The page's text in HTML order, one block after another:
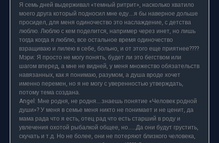
Я семь дней выдерживал «темный ритрит», насколько хватило
моего друга который подносил мне еду….я бы наверное дольше
просидел, для меня одиночество это наслаждение, с детства
люблю. Люблю с кем поделится, например через инет, но лишь
тогда когда я люблю, все остальное время одиночество
взращиваю и лилею в себе, больно, и от этого еще приятнее????
Мэри: Я просто не могу понять, будет ли это бегством или
шагом вперед, а мне не видней, у меня множество обязательств
навязанных, как я понимаю, разумом, а душа вроде хочет
именно перемен, но я не могу с уверенностью утверждать,
потому тема создана.
Angel: Мне родня, не родня….знаешь понятие «Человек родной
души»? У меня в семье меня никто не понимает и не ценит, да
мама рада что я есть, отец рад что есть старший в роду и
увлечения охотой рыбалкой общее, но……Да они будут грустить,
скучать и т.д. Но не более, они не потеряют близкого человека,